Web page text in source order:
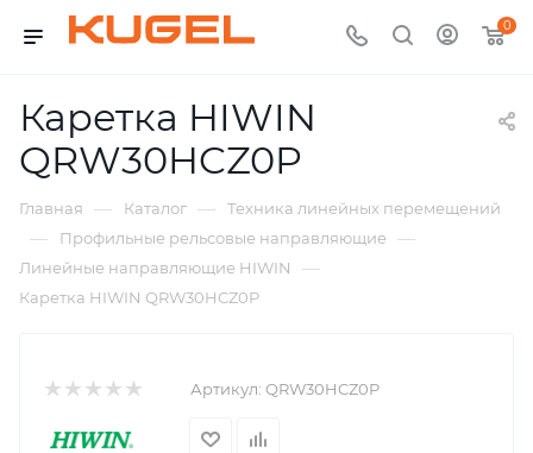
0
Каретка HIWIN
QRW30HCZ0P
Главная — Каталог — Техника линейных перемещений
— Профильные рельсовые направляющие —
Линейные направляющие HIWIN —
Каретка HIWIN QRW30HCZ0P
Артикул: QRW30HCZ0P